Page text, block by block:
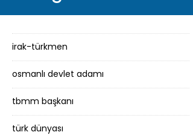
irak-türkmen
osmanlı devlet adamı
tbmm başkanı
türk dünyası